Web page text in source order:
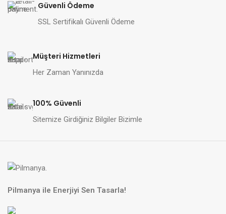
Güvenli Ödeme
SSL Sertifikalı Güvenli Ödeme
Müşteri Hizmetleri
Her Zaman Yanınızda
100% Güvenli
Sitemize Girdiğiniz Bilgiler Bizimle
Pilmanya ile Enerjiyi Sen Tasarla!